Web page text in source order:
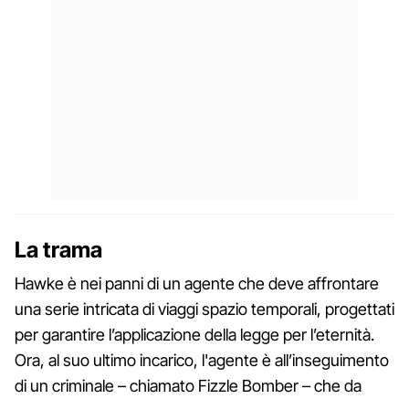
La trama
Hawke è nei panni di un agente che deve affrontare
una serie intricata di viaggi spazio temporali, progettati
per garantire l’applicazione della legge per l’eternità.
Ora, al suo ultimo incarico, l'agente è all’inseguimento
di un criminale – chiamato Fizzle Bomber – che da